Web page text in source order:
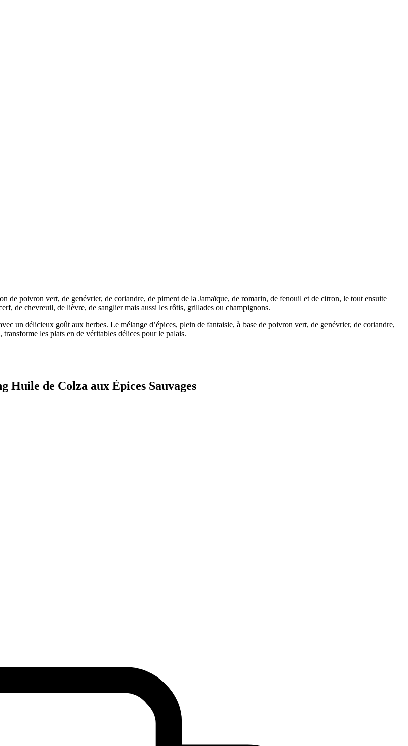
de poivron vert, de genévrier, de coriandre, de piment de la Jamaïque, de romarin, de fenouil et de citron, le tout ensuite
de chevreuil, de lièvre, de sanglier mais aussi les rôtis, grillades ou champignons.
un délicieux goût aux herbes. Le mélange d’épices, plein de fantaisie, à base de poivron vert, de genévrier, de coriandre,
les plats en de véritables délices pour le palais.
de Colza aux Épices Sauvages